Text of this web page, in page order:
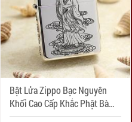
Bật Lửa Zippo Bạc Nguyên
Khối Cao Cấp Khắc Phật Bà
Quan Âm